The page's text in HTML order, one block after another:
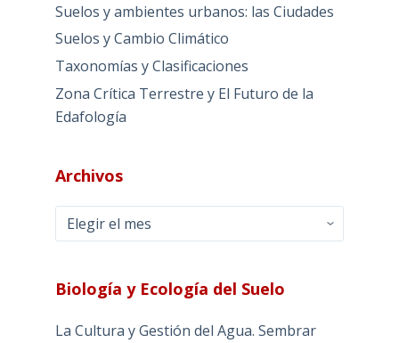
Suelos y ambientes urbanos: las Ciudades
Suelos y Cambio Climático
Taxonomías y Clasificaciones
Zona Crítica Terrestre y El Futuro de la
Edafología
Archivos
Archivos
Biología y Ecología del Suelo
La Cultura y Gestión del Agua. Sembrar